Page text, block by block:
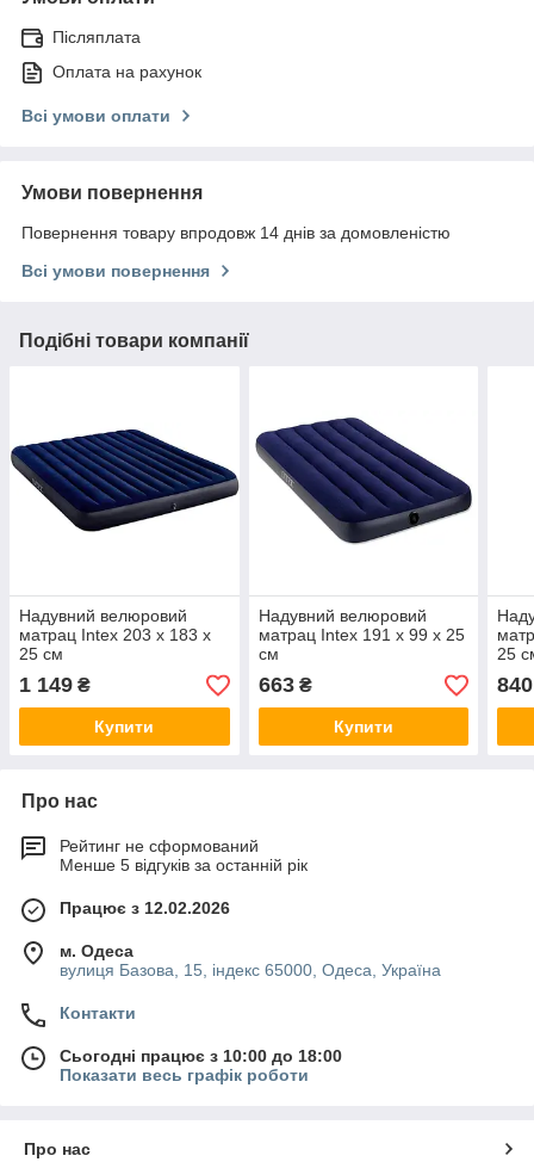
Післяплата
Оплата на рахунок
Всі умови оплати
Умови повернення
Повернення товару впродовж 14 днів за домовленістю
Всі умови повернення
Подібні товари компанії
Надувний велюровий
матрац Intex 203 x 183 x
25 см
1 149 ₴
Купити
Надувний велюровий
матрац Intex 191 x 99 x 25
см
663₴
Купити
25
840
Про нас
Рейтинг не сформований
Менше 5 відгуків за останній рік
Працює з 12.02.2026
м. Одеса
вулиця Базова, 15, індекс 65000, Одеса, Україна
Контакти
Сьогодні працює з 10:00 до 18:00
Показати весь графік роботи
Про нас